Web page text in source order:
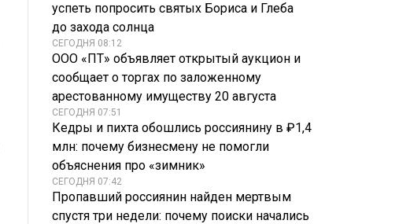
успеть попросить святых Бориса и Глеба
до захода солнца
СЕГОДНЯ 08:12
ООО «ПТ» объявляет открытый аукцион и
сообщает о торгах по заложенному
арестованному имуществу 20 августа
СЕГОДНЯ 07:51
Кедры и пихта обошлись россиянину в ₽1,4
млн: почему бизнесмену не помогли
объяснения про «зимник»
СЕГОДНЯ 07:42
Пропавший россиянин найден мертвым
спустя три недели: почему поиски начались